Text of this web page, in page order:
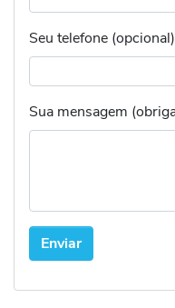
Seu telefone (opcional)
Sua mensagem